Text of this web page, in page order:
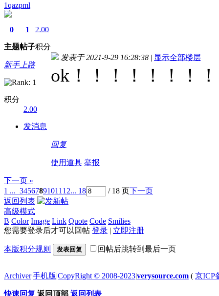
1qazpml
0
主题
1
帖子
2.00
积分
新手上路
积分
2.00
发消息
发表于 2021-9-29 16:28:38 | 显示全部楼层
ok！！！！！！！
回复
使用道具 举报
下一页 »
1 ... 34567891011 12... 18 / 18 页下一页
返回列表
高级模式
B Color Image Link Quote Code Smilies
您需要登录后才可以回帖 登录 | 立即注册
本版积分规则 发表回复 回帖后跳转到最后一页
Archiver|手机版|CopyRight © 2008-2023|verysource.com ( 京ICP
快速回复 返回顶部 返回列表